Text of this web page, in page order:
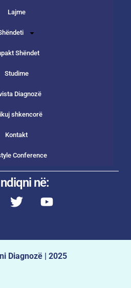
Lajme
Shëndet
Studime
Diagnozë
shkencorë
Kontakt
Conference
në:
Diagnozë | 2025